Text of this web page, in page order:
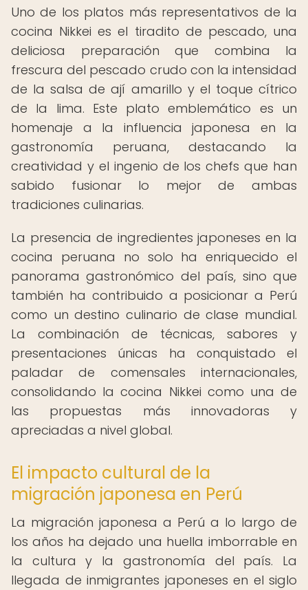
Uno de los platos más representativos de la
cocina Nikkei es el tiradito de pescado, una
deliciosa preparación que combina la
frescura del pescado crudo con la intensidad
de la salsa de ají amarillo y el toque cítrico
de la lima. Este plato emblemático es un
homenaje a la influencia japonesa en la
gastronomía peruana, destacando la
creatividad y el ingenio de los chefs que han
sabido fusionar lo mejor de ambas
tradiciones culinarias.
La presencia de ingredientes japoneses en la
cocina peruana no solo ha enriquecido el
panorama gastronómico del país, sino que
también ha contribuido a posicionar a Perú
como un destino culinario de clase mundial.
La combinación de técnicas, sabores y
presentaciones únicas ha conquistado el
paladar de comensales internacionales,
consolidando la cocina Nikkei como una de
las propuestas más innovadoras y
apreciadas a nivel global.
El impacto cultural de la
migración japonesa en Perú
La migración japonesa a Perú a lo largo de
los años ha dejado una huella imborrable en
la cultura y la gastronomía del país. La
llegada de inmigrantes japoneses en el siglo